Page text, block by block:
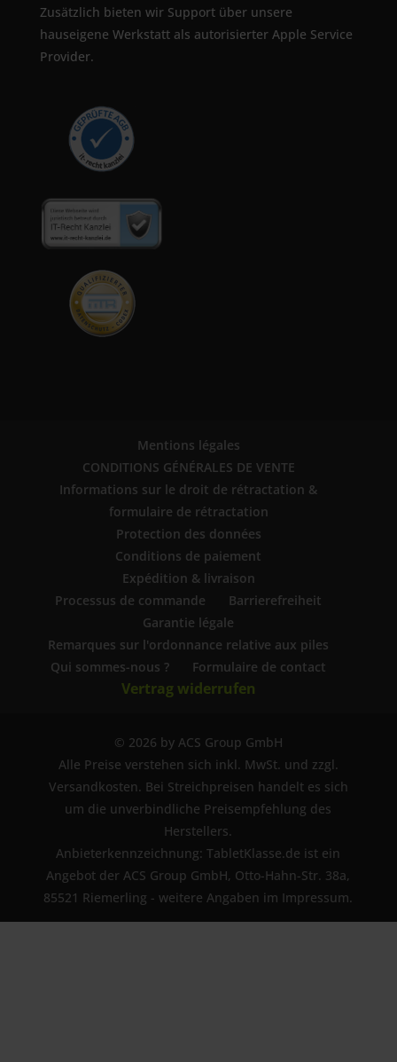
Zusätzlich bieten wir Support über unsere
hauseigene Werkstatt als autorisierter Apple Service
Provider.
Mentions légales
CONDITIONS GÉNÉRALES DE VENTE
Informations sur le droit de rétractation &
formulaire de rétractation
Protection des données
Conditions de paiement
Expédition & livraison
Processus de commande
Barrierefreiheit
Garantie légale
Remarques sur l'ordonnance relative aux piles
Qui sommes-nous ?
Formulaire de contact
Vertrag widerrufen
© 2026 by ACS Group GmbH
Alle Preise verstehen sich inkl. MwSt. und zzgl.
Versandkosten. Bei Streichpreisen handelt es sich
um die unverbindliche Preisempfehlung des
Herstellers.
Anbieterkennzeichnung: TabletKlasse.de ist ein
Angebot der ACS Group GmbH, Otto-Hahn-Str. 38a,
85521 Riemerling - weitere Angaben im Impressum.